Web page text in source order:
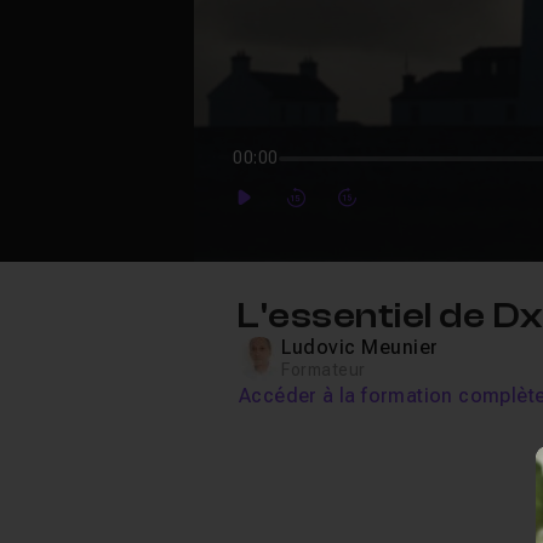
00:00
PlayForwardForward
L'essentiel de
Ludovic Meunier
Accéder à la formation